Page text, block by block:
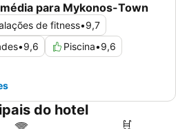
para Mykonos-Town
de fitness•9,7
•9,6 Piscina•9,6
do hotel